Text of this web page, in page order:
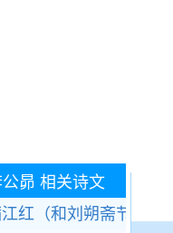
昴 相关诗文
红（和刘朔斋节亭韵）